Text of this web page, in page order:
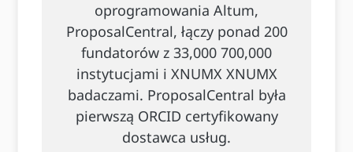
oprogramowania Altum,
ProposalCentral, łączy ponad 200
fundatorów z 33,000 700,000
instytucjami i XNUMX XNUMX
badaczami. ProposalCentral była
pierwszą ORCID certyfikowany
dostawca usług.